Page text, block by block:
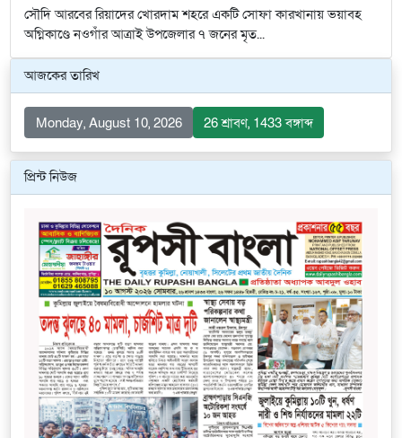
সৌদি আরবের রিয়াদের খোরদাম শহরে একটি সোফা কারখানায় ভয়াবহ
অগ্নিকাণ্ডে নওগাঁর আত্রাই উপজেলার ৭ জনের মৃত...
আজকের তারিখ
Monday, August 10, 2026 26 শ্রাবণ, 1433 বঙ্গাব্দ
প্রিন্ট নিউজ